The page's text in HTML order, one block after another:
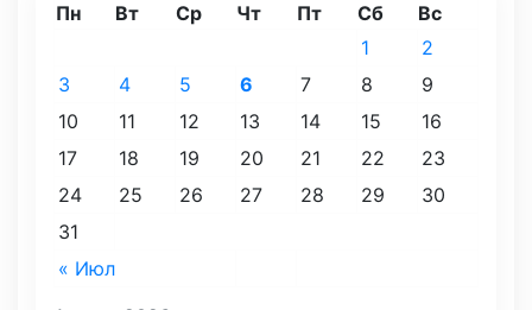
Пн Вт Ср Чт Пт Сб Вс
« Июл
1
2
3
4 5 6 7 8
9
10
11 12 13 14 15
16
17
18 19 20 21 22
23
24
25 26 27 28 29
30
31